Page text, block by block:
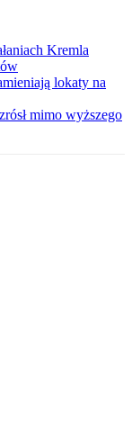
Kremla
lokaty na
mimo wyższego